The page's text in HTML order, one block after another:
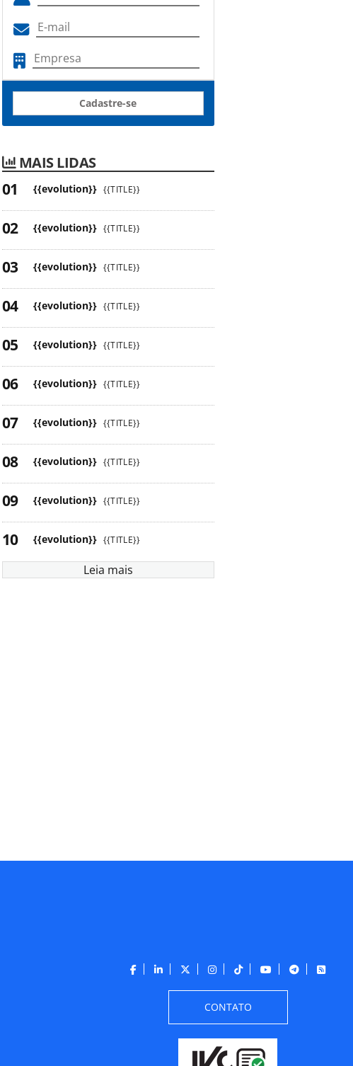
Cadastre-se
MAIS LIDAS
{{evolution}} {{TITLE}}
{{evolution}} {{TITLE}}
{{evolution}} {{TITLE}}
{{evolution}} {{TITLE}}
{{evolution}} {{TITLE}}
{{evolution}} {{TITLE}}
{{evolution}} {{TITLE}}
{{evolution}} {{TITLE}}
{{evolution}} {{TITLE}}
{{evolution}} {{TITLE}}
Leia mais
CONTATO